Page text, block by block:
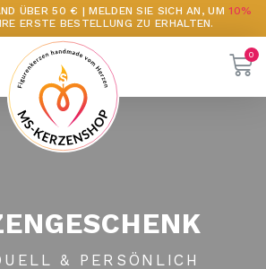
ÜBER 50 € | MELDEN SIE SICH AN, UM10%
ERSTE BESTELLUNG ZU ERHALTEN.
& PERSÖNLICH